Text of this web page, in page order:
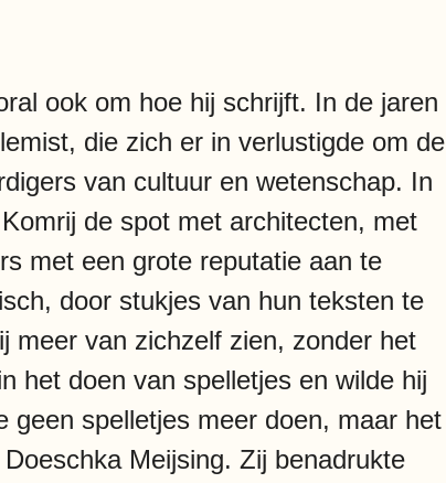
ook om hoe hij schrijft. In de jaren
die zich er in verlustigde om de
van cultuur en wetenschap. In
de spot met architecten, met
met een grote reputatie aan te
door stukjes van hun teksten te
meer van zichzelf zien, zonder het
het doen van spelletjes en wilde hij
geen spelletjes meer doen, maar het
Meijsing. Zij benadrukte